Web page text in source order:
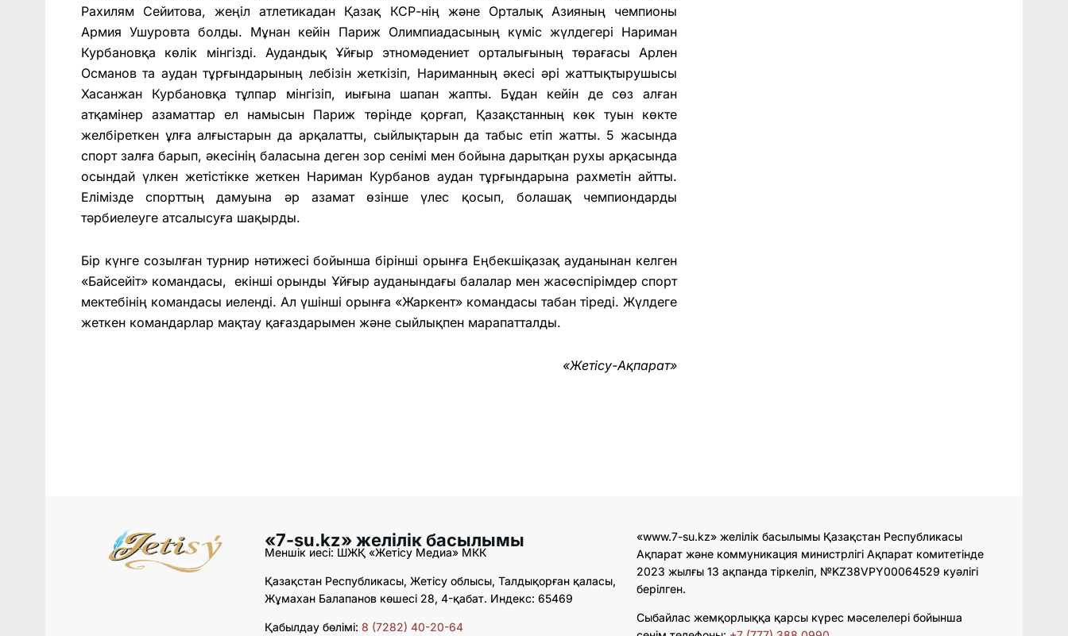
Рахилям Сейитова,жеңіл атлетикадан Қазақ КСР-нің және Орталық Азияның чемпионы
Армия Ушуровта болды. Мұнан кейін Париж Олимпиадасының күміс жүлдегері Нариман
Курбановқа көлік мінгізді. Аудандық Ұйғыр этномәдениет орталығының төрағасы Арлен
Османов та аудан тұрғындарының лебізін жеткізіп, Нариманның әкесі әрі жаттықтырушысы
Хасанжан Курбановқа тұлпар мінгізіп, иығына шапан жапты. Бұдан кейін де сөз алған
атқамінер азаматтар ел намысын Париж төрінде қорғап, Қазақстанның көк туын көкте
желбіреткен ұлға алғыстарын да арқалатты, сыйлықтарын да табыс етіп жатты. 5 жасында
спорт залға барып, әкесінің баласына деген зор сенімі мен бойына дарытқан рухы арқасында
осындай үлкен жетістікке жеткен Нариман Курбанов аудан тұрғындарына рахметін айтты.
Елімізде спорттың дамуына әр азамат өзінше үлес қосып, болашақ чемпиондарды
тәрбиелеуге атсалысуға шақырды.
Бір күнге созылған турнир нәтижесі бойынша бірінші орынға Еңбекшіқазақ ауданынан келген
«Байсейіт» командасы, екінші орынды Ұйғыр ауданындағы балалар мен жасөспірімдер спорт
мектебінің командасы иеленді. Ал үшінші орынға «Жаркент» командасы табан тіреді. Жүлдеге
жеткен командарлар мақтау қағаздарымен және сыйлықпен марапатталды.
«Жетісу-Ақпарат»
«7-su.kz» желілік басылымы
Меншік иесі: ШЖҚ «Жетісу Медиа» МКК
Қазақстан Республикасы, Жетісу облысы, Талдықорған қаласы,
Жұмахан Балапанов көшесі 28, 4-қабат. Индекс: 65469
Қабылдау бөлімі: 8 (7282) 40-20-64
«www.7-su.kz» желілік басылымы Қазақстан Республикасы
Ақпарат және коммуникация министрлігі Ақпарат комитетінде
2023 жылғы 13 ақпанда тіркеліп, №KZ38VPY00064529 куәлігі
берілген.
Сыбайлас жемқорлыққа қарсы күрес мәселелері бойынша